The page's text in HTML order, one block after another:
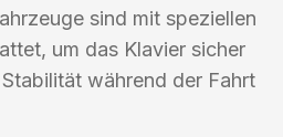
sind mit speziellen
um das Klavier sicher
während der Fahrt